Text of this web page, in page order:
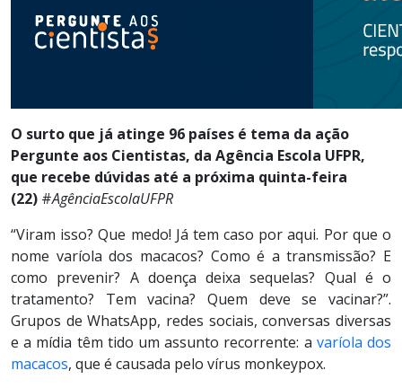
O surto que já atinge 96 países é tema da ação
Pergunte aos Cientistas, da Agência Escola UFPR,
que recebe dúvidas até a próxima quinta-feira
(22) #AgênciaEscolaUFPR
“Viram isso? Que medo! Já tem caso por aqui. Por que o
nome varíola dos macacos? Como é a transmissão? E
como prevenir? A doença deixa sequelas? Qual é o
tratamento? Tem vacina? Quem deve se vacinar?”.
Grupos de WhatsApp, redes sociais, conversas diversas
e a mídia têm tido um assunto recorrente: a varíola dos
macacos, que é causada pelo vírus monkeypox.